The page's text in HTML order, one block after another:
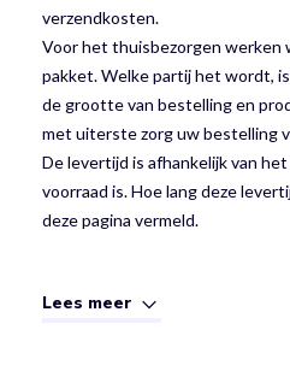
verzendkosten.
Voor het thuisbezorgen werken
pakket. Welke partij het wordt,
de grootte van bestelling en
met uiterste zorg uw bestelling
De levertijd is afhankelijk van
voorraad is. Hoe lang deze
deze pagina vermeld.
Lees meer